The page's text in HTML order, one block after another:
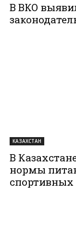
В ВКО
КАЗАХСТАН
В
нормы